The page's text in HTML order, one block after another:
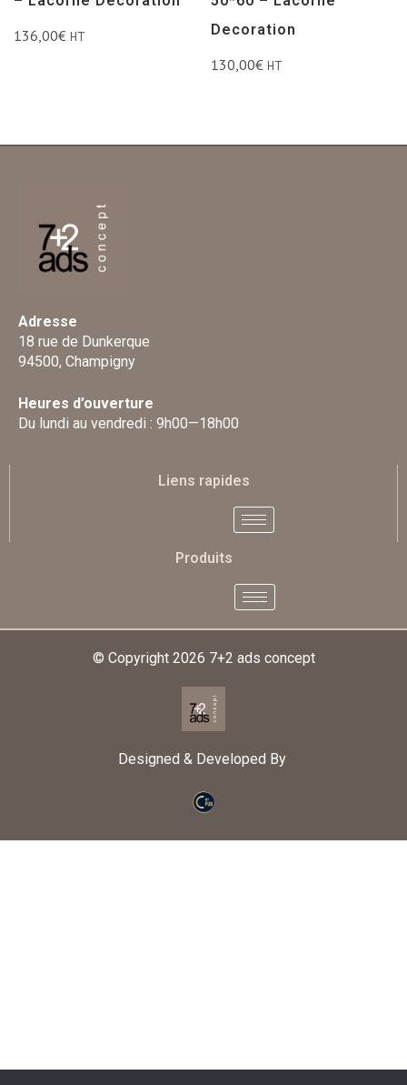
136,00€ HT
Decoration
130,00€ HT
Adresse
18 rue de Dunkerque
94500, Champigny
Heures d’ouverture
Du lundi au vendredi : 9h00—18h00
Liens rapides
Produits
© Copyright 2026 7+2 ads concept
Designed & Developed By